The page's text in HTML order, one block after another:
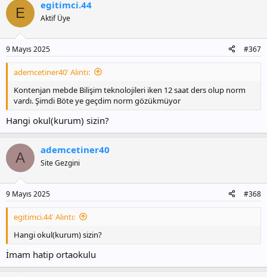
E egitimci.44
Aktif Üye
9 Mayıs 2025 #367
ademcetiner40' Alıntı:
Kontenjan mebde Bilişim teknolojileri iken 12 saat ders olup norm
vardı. Şimdi Böte ye geçdim norm gözükmüyor
Hangi okul(kurum) sizin?
A ademcetiner40
Site Gezgini
9 Mayıs 2025 #368
egitimci.44' Alıntı:
Hangi okul(kurum) sizin?
İmam hatip ortaokulu